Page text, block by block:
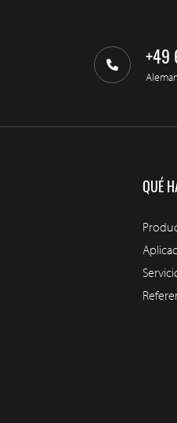
+49
QUÉ